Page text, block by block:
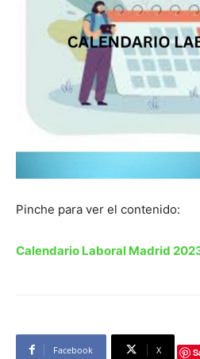
Pinche para ver el contenido:
Calendario Laboral Madrid
Facebook X